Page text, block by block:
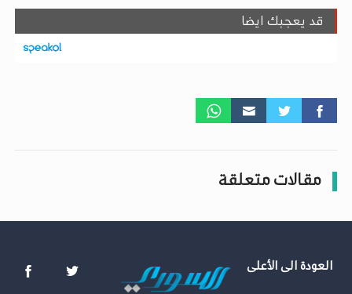
قد يعجبك ايضا
مقالات متعلقة
العودة الى الأعلى